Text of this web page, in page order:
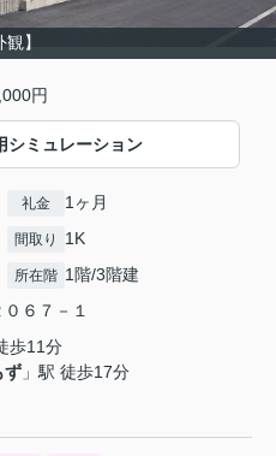
観】
円
シミュレーション
礼金 1ヶ月
間取り 1K
所在階 1階/3階建
０６７－１
歩11分
ず 」駅 徒歩17分